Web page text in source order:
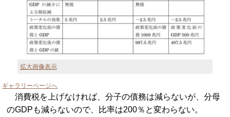
拡大画像表示
ギャラリーページへ
消費税を上げなければ、分子の債務は減らないが、分母
のGDPも減らないので、比率は200％と変わらない。